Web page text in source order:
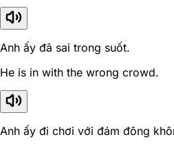
Anh ấy đã sai trong suốt.
He is in with the wrong crowd.
Anh ấy đi chơi với đám đông